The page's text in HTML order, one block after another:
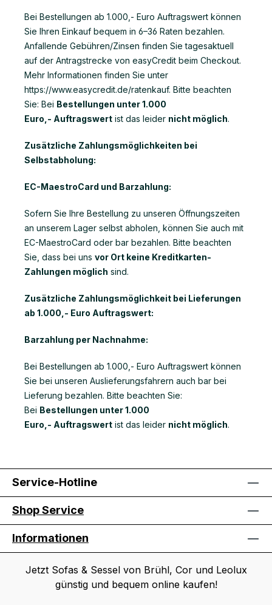
Bei Bestellungen ab 1.000,- Euro Auftragswert können
Sie Ihren Einkauf bequem in 6–36 Raten bezahlen.
Anfallende Gebühren/Zinsen finden Sie tagesaktuell
auf der Antragstrecke von easyCredit beim Checkout.
Mehr Informationen finden Sie unter
https://www.easycredit.de/ratenkauf. Bitte beachten
Sie: Bei Bestellungen unter 1.000
Euro,- Auftragswert ist das leider nicht möglich.
Zusätzliche Zahlungsmöglichkeiten bei
Selbstabholung:
EC-MaestroCard und Barzahlung:
Sofern Sie Ihre Bestellung zu unseren Öffnungszeiten
an unserem Lager selbst abholen, können Sie auch mit
EC-MaestroCard oder bar bezahlen. Bitte beachten
Sie, dass bei uns vor Ort keine Kreditkarten-
Zahlungen möglich sind.
Zusätzliche Zahlungsmöglichkeit bei Lieferungen
ab 1.000,- Euro Auftragswert:
Barzahlung per Nachnahme:
Bei Bestellungen ab 1.000,- Euro Auftragswert können
Sie bei unseren Auslieferungsfahrern auch bar bei
Lieferung bezahlen. Bitte beachten Sie:
Bei Bestellungen unter 1.000
Euro,- Auftragswert ist das leider nicht möglich.
Service-Hotline
Shop Service
Informationen
Jetzt Sofas & Sessel von Brühl, Cor und Leolux
günstig und bequem online kaufen!